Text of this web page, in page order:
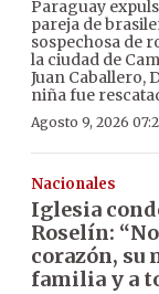
Paraguay
pareja de
sospechosa de
la ciudad de
Juan Caballero,
niña fue
Agosto 9, 2026
Nacionales
Iglesia
Roselín:
corazón, su
familia y a